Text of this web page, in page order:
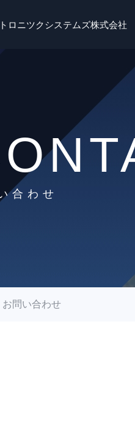
ロニツクシステムズ株式会社
合わせ
お問い合わせ